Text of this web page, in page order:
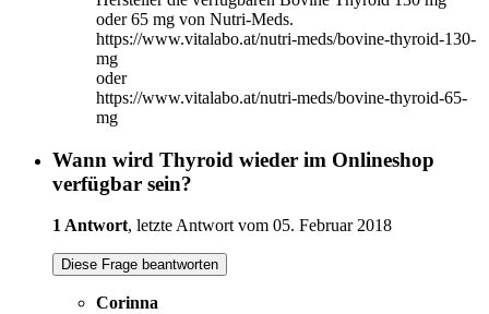
oder 65 mg von Nutri-Meds.
https://www.vitalabo.at/nutri-meds/bovine-thyroid-130-
mg
oder
https://www.vitalabo.at/nutri-meds/bovine-thyroid-65-
mg
Wann wird Thyroid wieder im Onlineshop
verfügbar sein?
1 Antwort, letzte Antwort vom 05. Februar 2018
Diese Frage beantworten
Corinna